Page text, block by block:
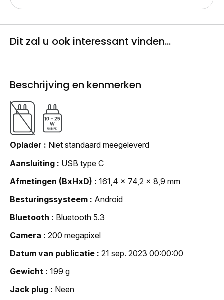
Dit zal u ook interessant vinden...
Beschrijving en kenmerken
Oplader
Niet standaard meegeleverd
Aansluiting
USB type C
Afmetingen (BxHxD)
161,4 x 74,2 x 8,9 mm
Besturingssysteem
Android
Bluetooth
Bluetooth 5.3
Camera
200 megapixel
Datum van publicatie
21 sep. 2023 00:00:00
Gewicht
199 g
Jack plug
Neen